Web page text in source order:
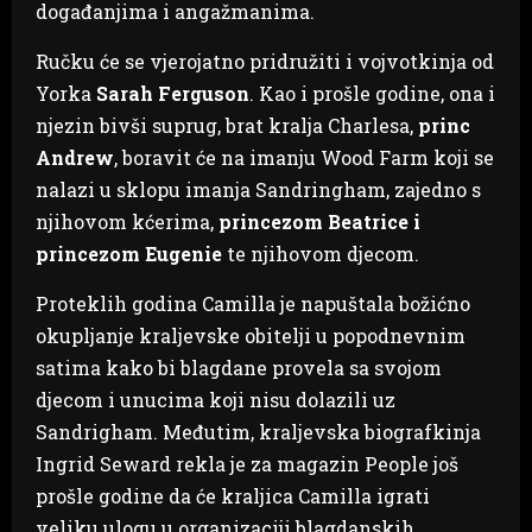
događanjima i angažmanima.
Ručku će se vjerojatno pridružiti i vojvotkinja od
Yorka Sarah Ferguson. Kao i prošle godine, ona i
njezin bivši suprug, brat kralja Charlesa, princ
Andrew, boravit će na imanju Wood Farm koji se
nalazi u sklopu imanja Sandringham, zajedno s
njihovom kćerima, princezom Beatrice i
princezom Eugenie te njihovom djecom.
Proteklih godina Camilla je napuštala božićno
okupljanje kraljevske obitelji u popodnevnim
satima kako bi blagdane provela sa svojom
djecom i unucima koji nisu dolazili uz
Sandrigham. Međutim, kraljevska biografkinja
Ingrid Seward rekla je za magazin People još
prošle godine da će kraljica Camilla igrati